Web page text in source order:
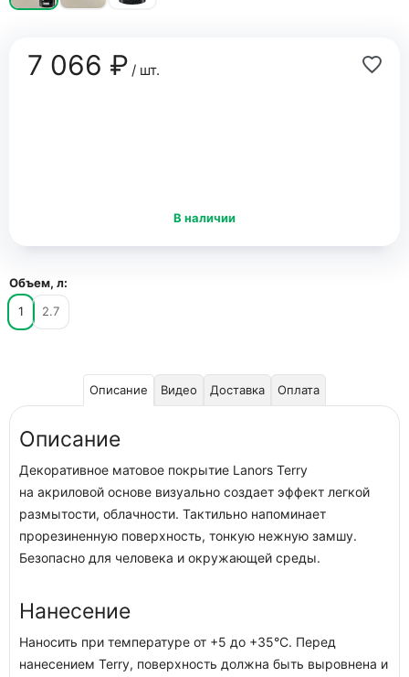
7 066 ₽/ шт.
В наличии
Объем, л:
1
2.7
Описание Видео Доставка Оплата
Описание
Декоративное матовое покрытие Lanors Terry
на акриловой основе визуально создает эффект легкой
размытости, облачности. Тактильно напоминает
прорезиненную поверхность, тонкую нежную замшу.
Безопасно для человека и окружающей среды.
Нанесение
Наносить при температуре от +5 до +35°С. Перед
нанесением Terry, поверхность должна быть выровнена и